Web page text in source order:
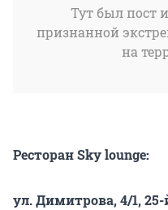
Тут был пост
признанной
на
Ресторан Sky lounge:
ул. Димитрова, 4/1,